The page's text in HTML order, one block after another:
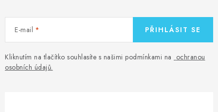
E-mail
Kliknutím na tlačítko souhlasíte s našimi podmínkami na ochranou
osobních údajů.
PŘIHLÁSIT SE